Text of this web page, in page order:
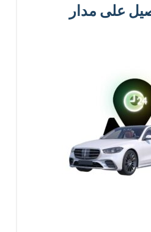
على مدار